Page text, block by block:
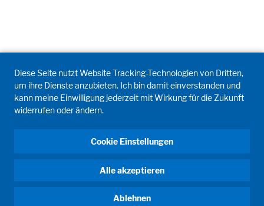
Diese Seite nutzt Website Tracking-Technologien von Dritten,
um ihre Dienste anzubieten. Ich bin damit einverstanden und
kann meine Einwilligung jederzeit mit Wirkung für die Zukunft
widerrufen oder ändern.
Cookie Einstellungen
Alle akzeptieren
Ablehnen